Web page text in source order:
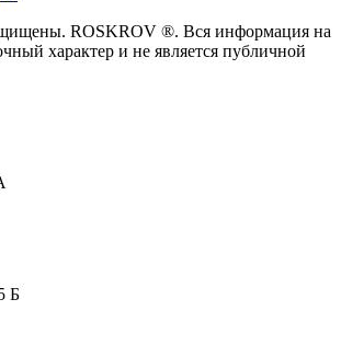
ROSKROV ®. Вся информация на
характер и не является публичной
Б